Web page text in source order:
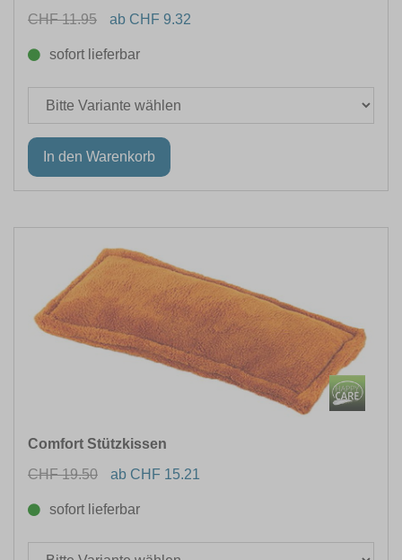
CHF 11.95
ab CHF 9.32
sofort lieferbar
Comfort Stützkissen
CHF 19.50
ab CHF 15.21
sofort lieferbar